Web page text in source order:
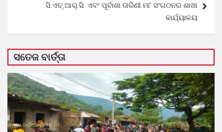
ସି.ଏଚ୍‌.ଆର୍‌.ସି. ଏବଂ ପୂର୍ବାଶା ତାରିଣୀ ମା’ ସଂଗଠନର ଶାଖା
କାର୍ଯ୍ୟାଳୟ
ସତେଜ ବାର୍ତ୍ତା